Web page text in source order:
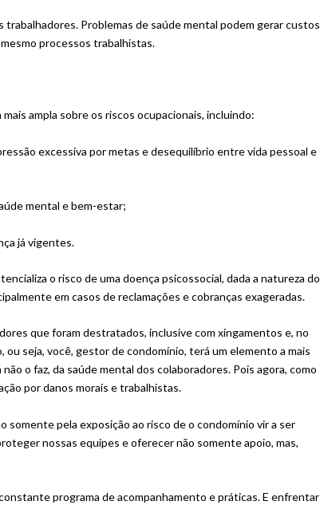
Problemas de saúde mental podem gerar custos
processos trabalhistas.
ampla sobre os riscos ocupacionais, incluindo:
excessiva por metas e desequilíbrio entre vida pessoal e
mental e bem-estar;
já vigentes.
o risco de uma doença psicossocial, dada a natureza do
em casos de reclamações e cobranças exageradas.
que foram destratados, inclusive com xingamentos e, no
ou seja, você, gestor de condomínio, terá um elemento a mais
o faz, da saúde mental dos colaboradores. Pois agora, como
por danos morais e trabalhistas.
pela exposição ao risco de o condomínio vir a ser
nossas equipes e oferecer não somente apoio, mas,
programa de acompanhamento e práticas. E enfrentar